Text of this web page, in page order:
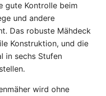
gute Kontrolle beim
und andere
Das robuste Mähdeck
Konstruktion, und die
in sechs Stufen
wird ohne